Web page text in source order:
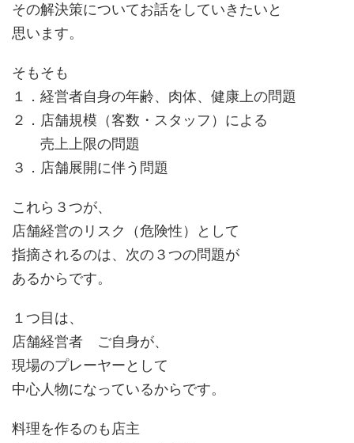
その解決策についてお話をしていきたいと
思います。
そもそも
１．経営者自身の年齢、肉体、健康上の問題
２．店舗規模（客数・スタッフ）による
売上上限の問題
３．店舗展開に伴う問題
これら３つが、
店舗経営のリスク（危険性）として
指摘されるのは、次の３つの問題が
あるからです。
１つ目は、
店舗経営者 ご自身が、
現場のプレーヤーとして
中心人物になっているからです。
料理を作るのも店主